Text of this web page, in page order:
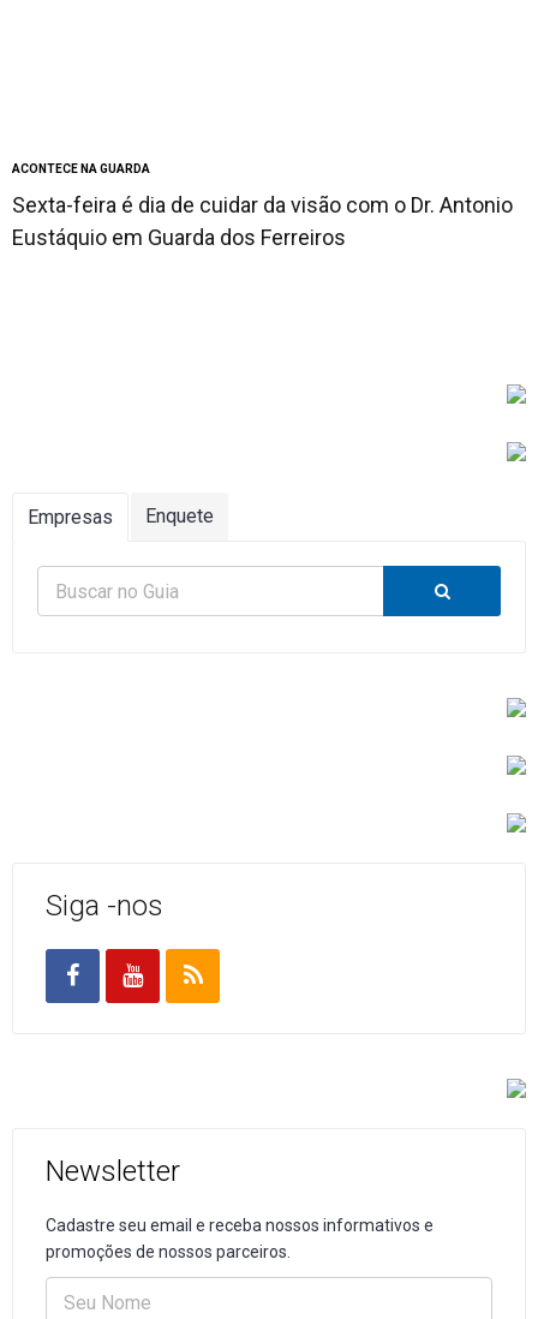
ACONTECE NA GUARDA
Sexta-feira é dia de cuidar da visão com o Dr. Antonio
Eustáquio em Guarda dos Ferreiros
Empresas Enquete
Siga -nos
Newsletter
Cadastre seu email e receba nossos informativos e
promoções de nossos parceiros.